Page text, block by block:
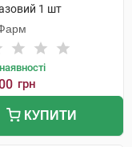
1 шт
грн
КУПИТИ